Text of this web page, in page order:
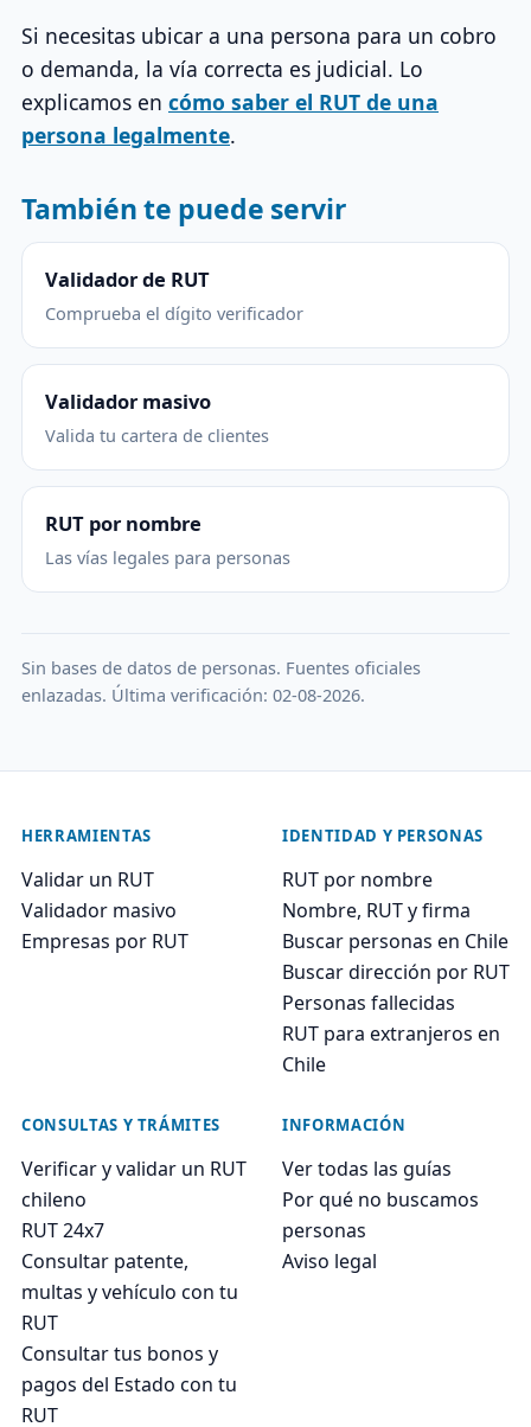
Si necesitas ubicar a una persona para un cobro
o demanda, la vía correcta es judicial. Lo
explicamos en cómo saber el RUT de una
persona legalmente.
También te puede servir
Validador de RUT
Comprueba el dígito verificador
Validador masivo
Valida tu cartera de clientes
RUT por nombre
Las vías legales para personas
Sin bases de datos de personas. Fuentes oficiales
enlazadas. Última verificación: 02-08-2026.
HERRAMIENTAS
Validar un RUT
Validador masivo
Empresas por RUT
IDENTIDAD Y PERSONAS
RUT por nombre
Nombre, RUT y firma
Buscar personas en Chile
Buscar dirección por RUT
Personas fallecidas
RUT para extranjeros en
Chile
CONSULTAS Y TRÁMITES
Verificar y validar un RUT
chileno
RUT 24x7
Consultar patente,
multas y vehículo con tu
RUT
Consultar tus bonos y
pagos del Estado con tu
RUT
INFORMACIÓN
Ver todas las guías
Por qué no buscamos
personas
Aviso legal